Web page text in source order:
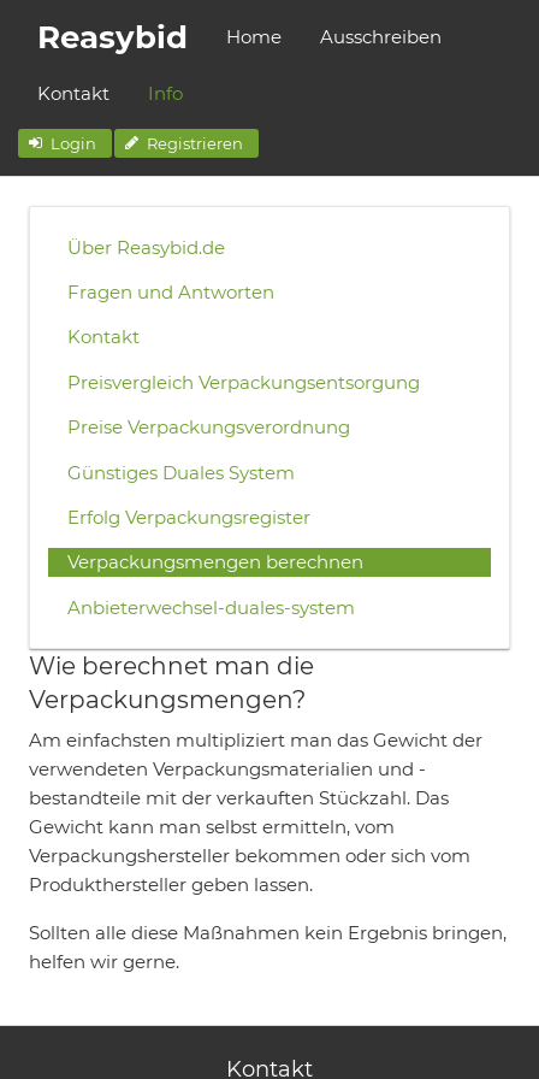
Reasybid Home Ausschreiben
Kontakt Info
Login Registrieren
Über Reasybid.de
Fragen und Antworten
Kontakt
Preisvergleich Verpackungsentsorgung
Preise Verpackungsverordnung
Günstiges Duales System
Erfolg Verpackungsregister
Verpackungsmengen berechnen
Anbieterwechsel-duales-system
Wie berechnet man die
Verpackungsmengen?
Am einfachsten multipliziert man das Gewicht der
verwendeten Verpackungsmaterialien und -
bestandteile mit der verkauften Stückzahl. Das
Gewicht kann man selbst ermitteln, vom
Verpackungshersteller bekommen oder sich vom
Produkthersteller geben lassen.
Sollten alle diese Maßnahmen kein Ergebnis bringen,
helfen wir gerne.
Kontakt